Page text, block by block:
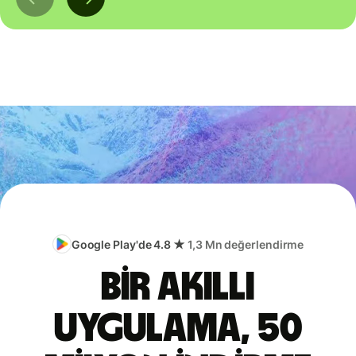
Google Play'de 4.8 ★ 1,3 Mn değerlendirme
Bir akıllı
uygulama, 50